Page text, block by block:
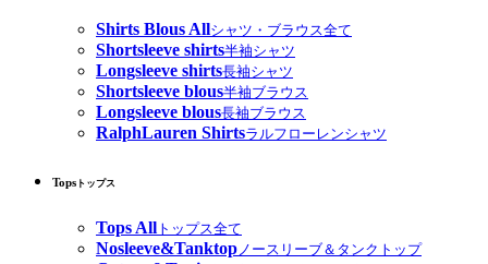
Shirts Blous Allシャツ・ブラウス全て
Shortsleeve shirts半袖シャツ
Longsleeve shirts長袖シャツ
Shortsleeve blous半袖ブラウス
Longsleeve blous長袖ブラウス
RalphLauren Shirtsラルフローレンシャツ
Tops トップス
Tops All トップス全て
Nosleeve&Tanktopノースリーブ＆タンクトップ